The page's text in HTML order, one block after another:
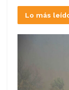
Lo más